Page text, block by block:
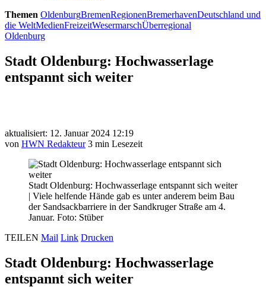
Themen OldenburgBremenRegionenBremerhavenDeutschland und
die WeltMedienFreizeitWesermarschÜberregional
Oldenburg
Stadt Oldenburg: Hochwasserlage
entspannt sich weiter
aktualisiert: 12. Januar 2024 12:19
von HWN Redakteur 3 min Lesezeit
Stadt Oldenburg: Hochwasserlage entspannt sich weiter
| Viele helfende Hände gab es unter anderem beim Bau
der Sandsackbarriere in der Sandkruger Straße am 4.
Januar. Foto: Stüber
TEILEN Mail Link Drucken
Stadt Oldenburg: Hochwasserlage
entspannt sich weiter